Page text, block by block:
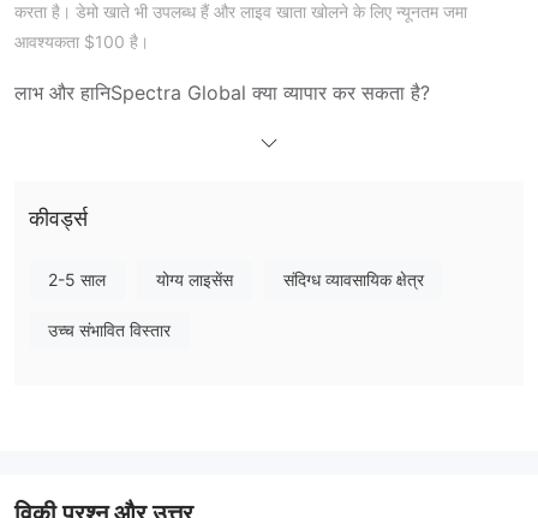
करता है। डेमो खाते भी उपलब्ध हैं और लाइव खाता खोलने के लिए न्यूनतम जमा
आवश्यकता $100 है।
लाभ और हानिSpectra Global क्या व्यापार कर सकता है?
खाता प्रकार
का अवसर प्रदान करता है। यह महत्वपूर्ण है कि उच्च लीवरेज एक दो-पक्षीय घटना है,
नोट:Spectra Global लिमिटेड बैंक वायर लेनदेन के लिए कोई शुल्क नहीं लेता है।
कीवर्ड्स
2-5 साल योग्य लाइसेंस संदिग्ध व्यावसायिक क्षेत्र
उच्च संभावित विस्तार